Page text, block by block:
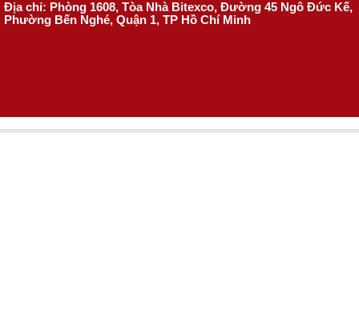
Địa chỉ: Phòng 1608, Tòa Nhà Bitexco, Đường 45 Ngô Đức Kế,
Phường Bến Nghé, Quận 1, TP Hồ Chí Minh